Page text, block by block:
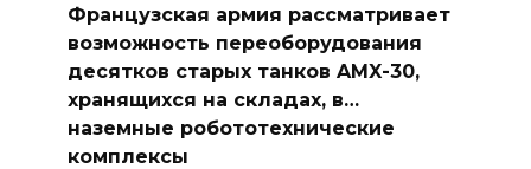
Французская армия рассматривает
возможность переоборудования
десятков старых танков AMX-30,
хранящихся на складах, в…
наземные робототехнические
комплексы